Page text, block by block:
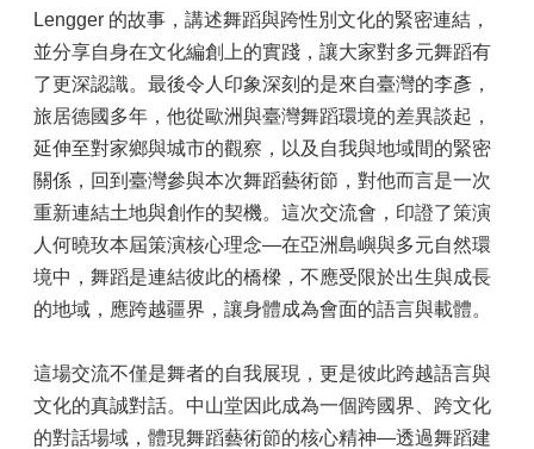
Lengger 的故事，講述舞蹈與跨性別文化的緊密連結，
並分享自身在文化編創上的實踐，讓大家對多元舞蹈有
了更深認識。最後令人印象深刻的是來自臺灣的李彥，
旅居德國多年，他從歐洲與臺灣舞蹈環境的差異談起，
延伸至對家鄉與城市的觀察，以及自我與地域間的緊密
關係，回到臺灣參與本次舞蹈藝術節，對他而言是一次
重新連結土地與創作的契機。這次交流會，印證了策演
人何曉玫本屆策演核心理念—在亞洲島嶼與多元自然環
境中，舞蹈是連結彼此的橋樑，不應受限於出生與成長
的地域，應跨越疆界，讓身體成為會面的語言與載體。
這場交流不僅是舞者的自我展現，更是彼此跨越語言與
文化的真誠對話。中山堂因此成為一個跨國界、跨文化
的對話場域，體現舞蹈藝術節的核心精神—透過舞蹈建